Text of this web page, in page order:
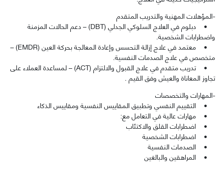
-المؤهلات المهنية والتدريب المتقدم
• دبلوم في العلاج السلوكي الجدلي (DBT) – دعم الحالات المزمنة
واضطرابات الشخصية.
• معتمد في علاج إزالة التحسس وإعادة المعالجة بحركة العين (EMDR) –
متخصص في علاج الصدمات النفسية.
• تدريب متقدم في علاج القبول والالتزام (ACT) – لمساعدة العملاء على
تجاوز المعاناة والعيش وفق القيم .
-المهارات والتخصصات
• التقييم النفسي وتطبيق المقاييس النفسية ومقاييس الذكاء
• مهارات عالية في التعامل مع:
• اضطرابات القلق والاكتئاب
• اضطرابات الشخصية
• الصدمات النفسية
• المراهقين والبالغين